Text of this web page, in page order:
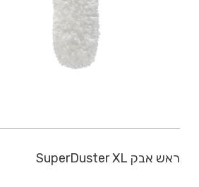
ראש אבק SuperDuster XL